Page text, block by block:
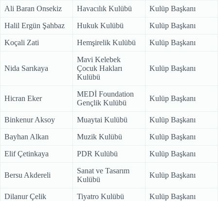
Ali Baran Onsekiz Havacılık Kulübü Kulüp Başkanı
Halil Ergün Şahbaz Hukuk Kulübü Kulüp Başkanı
Koçali Zati Hemşirelik Kulübü Kulüp Başkanı
Nida Sarıkaya
Mavi Kelebek
Çocuk Hakları
Kulübü
Kulüp Başkanı
Hicran Eker
MEDİ Foundation
Gençlik Kulübü
Kulüp Başkanı
Binkenur Aksoy Muaytai Kulübü Kulüp Başkanı
Bayhan Alkan Muzik Kulübü Kulüp Başkanı
Elif Çetinkaya PDR Kulübü Kulüp Başkanı
Bersu Akdereli
Sanat ve Tasarım
Kulübü
Kulüp Başkanı
Dilanur Çelik Tiyatro Kulübü Kulüp Başkanı